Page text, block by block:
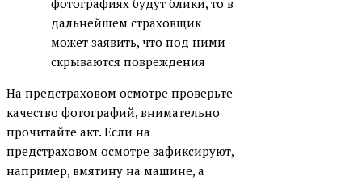
фотографиях будут блики, то в
дальнейшем страховщик
может заявить, что под ними
скрываются повреждения
На предстраховом осмотре проверьте
качество фотографий, внимательно
прочитайте акт. Если на
предстраховом осмотре зафиксируют,
например, вмятину на машине, а